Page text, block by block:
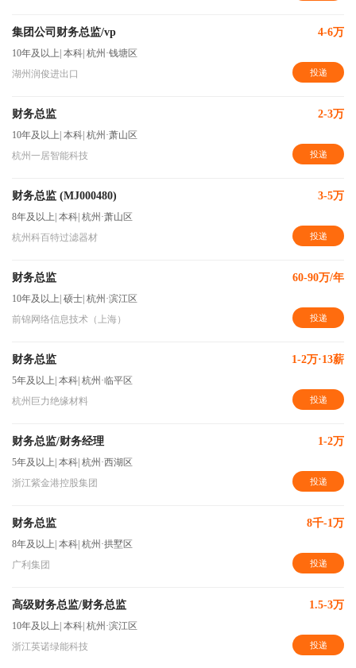
集团公司财务总监/vp 4-6万
10年及以上 本科 杭州·钱塘区
湖州润俊进出口
投递
财务总监 2-3万
10年及以上 本科 杭州·萧山区
杭州一居智能科技
投递
财务总监 (MJ000480) 3-5万
8年及以上 本科 杭州·萧山区
杭州科百特过滤器材
投递
财务总监 60-90万/年
10年及以上 硕士 杭州·滨江区
前锦网络信息技术（上海）
投递
财务总监 1-2万·13薪
5年及以上 本科 杭州·临平区
杭州巨力绝缘材料
投递
财务总监/财务经理 1-2万
5年及以上 本科 杭州·西湖区
浙江紫金港控股集团
投递
财务总监 8千-1万
8年及以上 本科 杭州·拱墅区
广利集团
投递
高级财务总监/财务总监 1.5-3万
10年及以上 本科 杭州·滨江区
浙江英诺绿能科技
投递